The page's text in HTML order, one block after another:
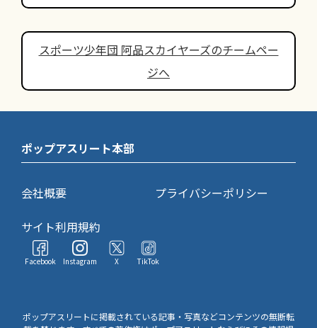
スポーツ少年団 阿品スカイヤーズのチームペー
ジへ
ポップアスリート本部
会社概要
プライバシーポリシー
サイト利用規約
Facebook Instagram X TikTok
ポップアスリートに掲載されている記事・写真などコンテンツの無断転